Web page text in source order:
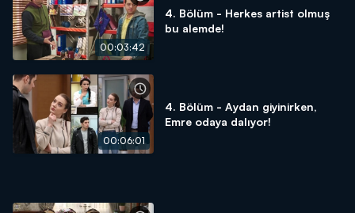
00:03:42
4. Bölüm - Herkes artist olmuş
bu alemde!
00:06:01
4. Bölüm - Aydan giyinirken,
Emre odaya dalıyor!